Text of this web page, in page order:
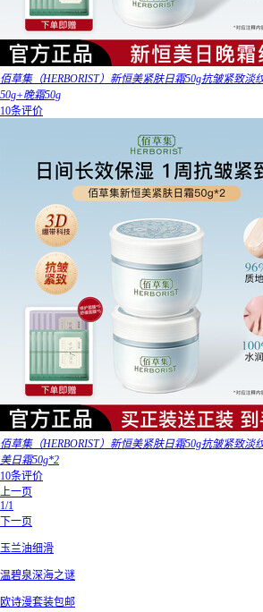
佰草集（HERBORIST）新恒美紧肤日霜50g抗皱紧致淡
50g+晚霜50g
10条评价
佰草集（HERBORIST）新恒美紧肤日霜50g抗皱紧致淡
美日霜50g*2
10条评价
上一页
1/1
下一页
玉兰油细滑
温碧泉深海之谜
欧诗漫套装包邮